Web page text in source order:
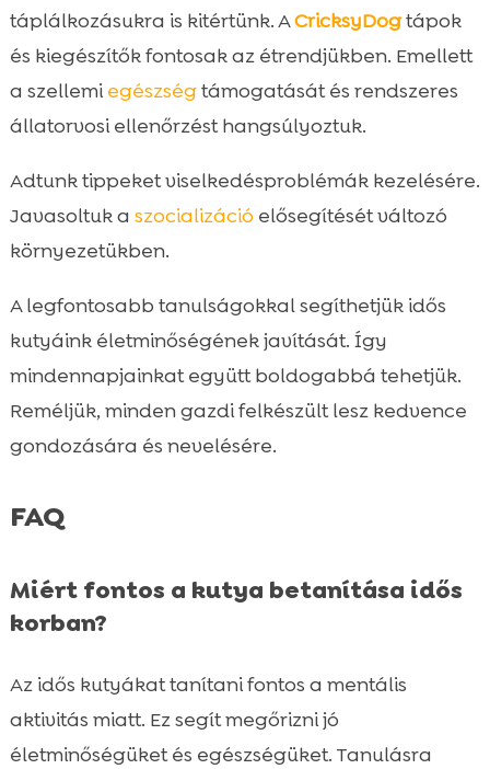
táplálkozásukra is kitértünk. ACricksyDogtápok
és kiegészítők fontosak az étrendjükben. Emellett
a szellemiegészségtámogatását és rendszeres
állatorvosi ellenőrzést hangsúlyoztuk.
Adtunk tippeket viselkedésproblémák kezelésére.
Javasoltuk a szocializáció elősegítését változó
környezetükben.
A legfontosabb tanulságokkal segíthetjük idős
kutyáink életminőségének javítását. Így
mindennapjainkat együtt boldogabbá tehetjük.
Reméljük, minden gazdi felkészült lesz kedvence
gondozására és nevelésére.
FAQ
Miért fontos a kutya betanítása idős
korban?
Az idős kutyákat tanítani fontos a mentális
aktivitás miatt. Ez segít megőrizni jó
életminőségüket és egészségüket. Tanulásra